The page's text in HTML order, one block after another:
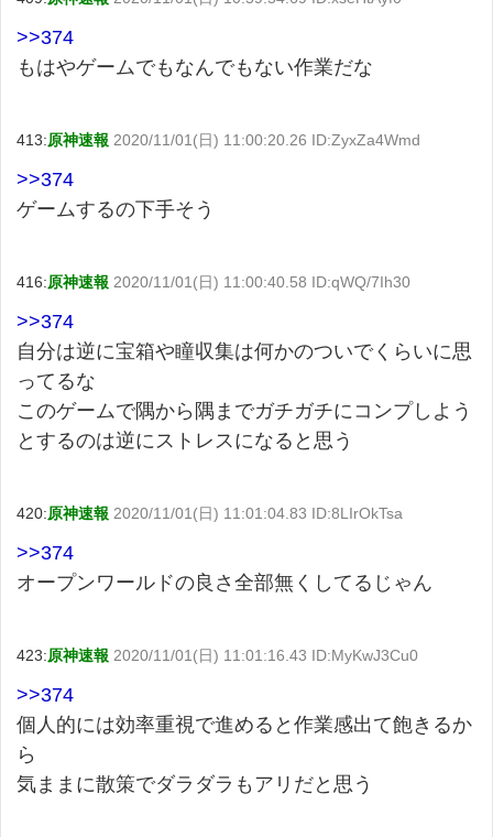
>>374
もはやゲームでもなんでもない作業だな
413:原神速報 2020/11/01(日) 11:00:20.26 ID:ZyxZa4Wmd
>>374
ゲームするの下手そう
416:原神速報 2020/11/01(日) 11:00:40.58 ID:qWQ/7Ih30
>>374
自分は逆に宝箱や瞳収集は何かのついでくらいに思
ってるな
このゲームで隅から隅までガチガチにコンプしよう
とするのは逆にストレスになると思う
420:原神速報 2020/11/01(日) 11:01:04.83 ID:8LIrOkTsa
>>374
オープンワールドの良さ全部無くしてるじゃん
423:原神速報 2020/11/01(日) 11:01:16.43 ID:MyKwJ3Cu0
>>374
個人的には効率重視で進めると作業感出て飽きるか
ら
気ままに散策でダラダラもアリだと思う